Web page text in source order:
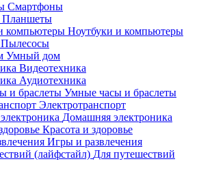
Смартфоны
Планшеты
Ноутбуки и компьютеры
Пылесосы
Умный дом
Видеотехника
Аудиотехника
Умные часы и браслеты
Электротранспорт
Домашняя электроника
Красота и здоровье
Игры и развлечения
Для путешествий
раз в 2 недели